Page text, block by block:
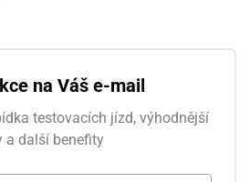
na Váš e-mail
testovacích jízd, výhodnější
a další benefity